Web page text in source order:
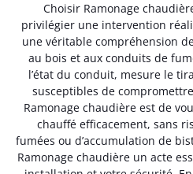
Choisir Ramonage
privilégier une intervention
une véritable compréhension
au bois et aux conduits de
l’état du conduit, mesure le
susceptibles de
Ramonage chaudière est de
chauffé efficacement, sans
fumées ou d’accumulation de
Ramonage chaudière un acte